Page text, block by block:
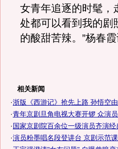
女青年追逐的时髦，
处都可以看到我的
的酸甜苦辣。”杨春
相关新闻
·浙版《西游记》抢先上路 孙悟空由
·青年京剧旦角电视大赛开锣 众演
·国家京剧院百余位一级演员齐演经
·演员粉墨唱名段登讲台 京剧示范课